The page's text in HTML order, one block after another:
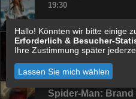
19:30
Die Odyssee
19:15
Spider-Man: Brand
Hallo! Könnten wir bitte einige
Erforderlich & Besucher-
Ihre Zustimmung später
Lassen Sie mich wählen